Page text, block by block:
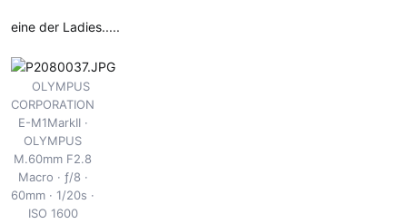
eine der Ladies.....
OLYMPUS
CORPORATION
E-M1MarkII
OLYMPUS
M.60mm F2.8
Macro
ƒ/8
60mm
1/20s
ISO 1600